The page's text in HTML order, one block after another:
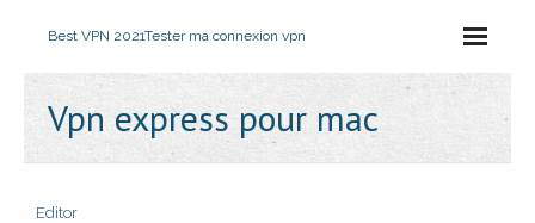
Best VPN 2021Tester ma connexion vpn
Vpn express pour mac
Editor